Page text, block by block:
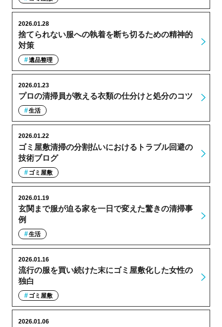
捨てられない服への執着を断ち切るための精神的
対策
2026.01.28
遺品整理
プロの清掃員が教える衣類の仕分けと処分のコツ
2026.01.23
生活
ゴミ屋敷清掃の分割払いにおけるトラブル回避の
技術ブログ
2026.01.22
ゴミ屋敷
玄関まで服が迫る家を一日で変えた驚きの清掃事
例
2026.01.19
生活
流行の服を買い続けた末にゴミ屋敷化した女性の
独白
2026.01.16
ゴミ屋敷
2026.01.06